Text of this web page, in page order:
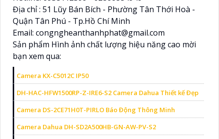
Địa chỉ : 51 Lũy Bán Bích - Phường Tân Thới Hoà -
Quận Tân Phú - Tp.Hồ Chí Minh
Email: congngheanthanhphat@gmail.com
Sản phẩm Hình ảnh chất lượng hiệu năng cao mời
bạn xem qua:
Camera KX-C5012C IP50
DH-HAC-HFW1500RP-Z-IRE6-S2 Camera Dahua Thiết kế Đẹp
Camera DS-2CE71H0T-PIRLO Báo Động Thông Minh
Camera Dahua DH-SD2A500HB-GN-AW-PV-S2